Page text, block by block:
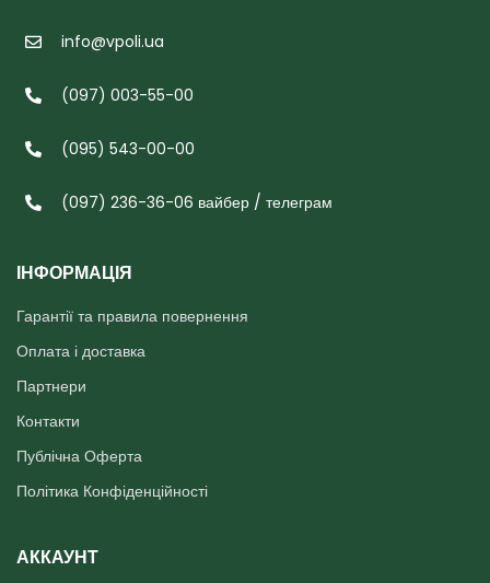
info@vpoli.ua
(097) 003-55-00
(095) 543-00-00
(097) 236-36-06 вайбер / телеграм
ІНФОРМАЦІЯ
Гарантії та правила повернення
Оплата і доставка
Партнери
Контакти
Публічна Оферта
Політика Конфіденційності
АККАУНТ